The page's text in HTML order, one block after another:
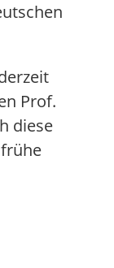
Prof.
diese